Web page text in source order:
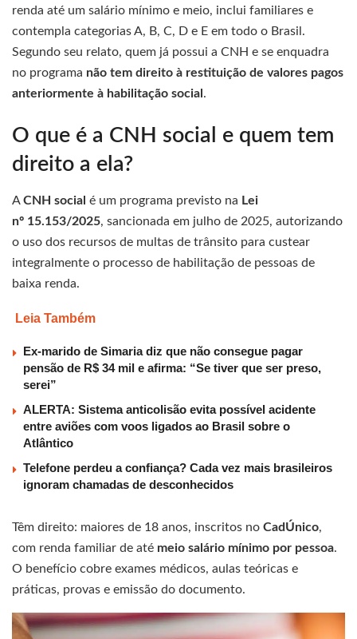
renda até um salário mínimo e meio, inclui familiares e
contempla categorias A, B, C, D e E em todo o Brasil.
Segundo seu relato, quem já possui a CNH e se enquadra
no programa não tem direito à restituição de valores pagos
anteriormente à habilitação social .
O que é a CNH social e quem tem
direito a ela?
ACNH social é um programa previsto na Lei
nº 15.153/2025, sancionada em julho de 2025, autorizando
o uso dos recursos de multas de trânsito para custear
integralmente o processo de habilitação de pessoas de
baixa renda.
Leia Também
Ex-marido de Simaria diz que não consegue pagar
pensão de R$ 34 mil e afirma: “Se tiver que ser preso,
serei”
ALERTA: Sistema anticolisão evita possível acidente
entre aviões com voos ligados ao Brasil sobre o
Atlântico
Telefone perdeu a confiança? Cada vez mais brasileiros
ignoram chamadas de desconhecidos
Têm direito: maiores de 18 anos, inscritos no CadÚnico,
com renda familiar de até meio salário mínimo por pessoa.
O benefício cobre exames médicos, aulas teóricas e
práticas, provas e emissão do documento.